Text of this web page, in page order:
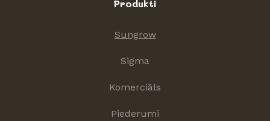
Produkti
Sungrow
Sigma
Komerciāls
Piederumi